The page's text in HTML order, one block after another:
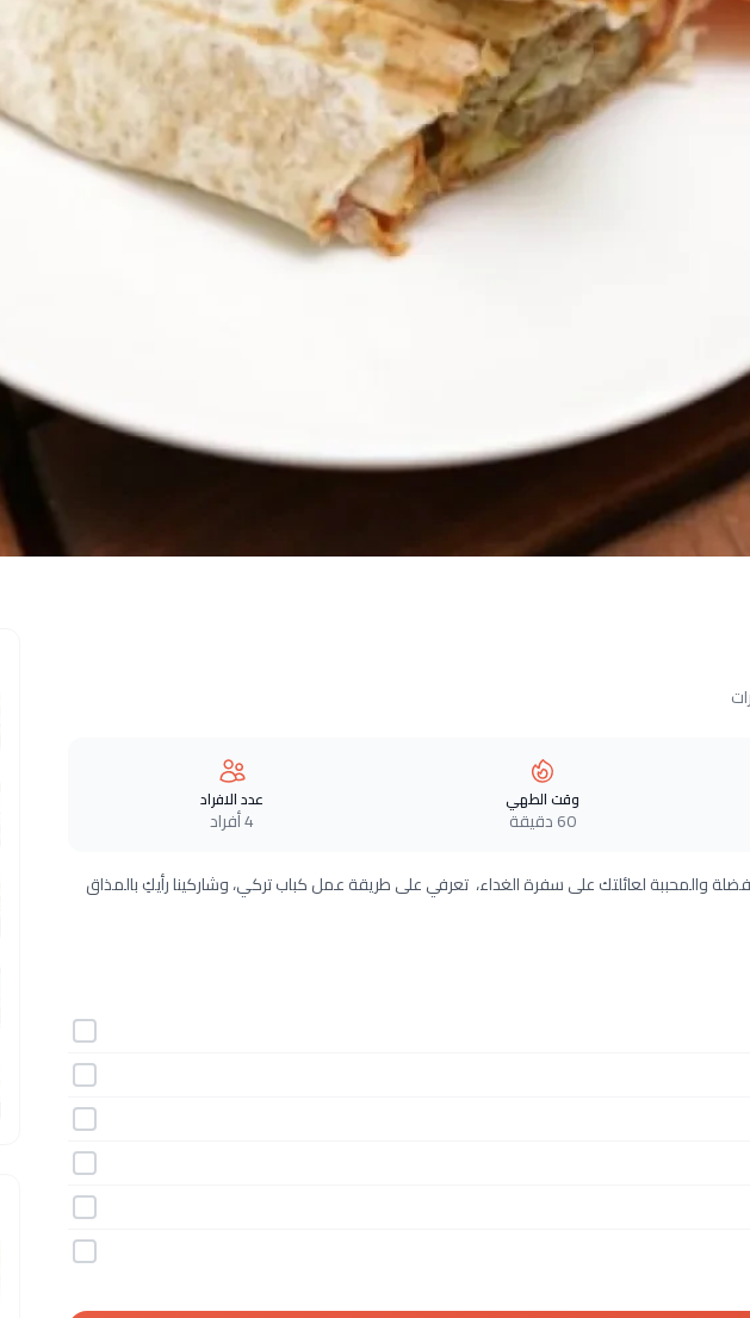
وقت الطهي
60 دقيقة
عدد الافراد
4 أفراد
والمحببة لعائلتك على سفرة الغداء، تعرفي على طريقة عمل كباب تركي، وشاركينا رأيكِ بالمذاق